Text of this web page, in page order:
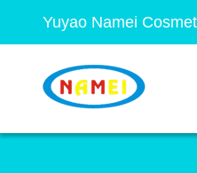
Yuyao Namei